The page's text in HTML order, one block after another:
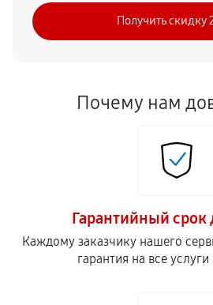
Получить скидку
Почему нам
Гарантийный срок
Каждому заказчику нашего
гарантия на все услуги